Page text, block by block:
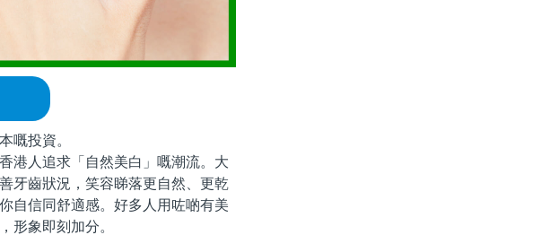
嘅投資。
人追求「自然美白」嘅潮流。大
牙齒狀況，笑容睇落更自然、更乾
自信同舒適感。好多人用咗啲有美
形象即刻加分。